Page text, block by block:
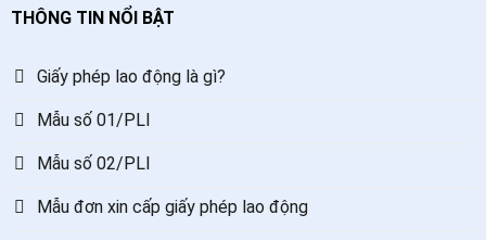
THÔNG TIN NỔI BẬT
Giấy phép lao động là gì?
Mẫu số 01/PLI
Mẫu số 02/PLI
Mẫu đơn xin cấp giấy phép lao động